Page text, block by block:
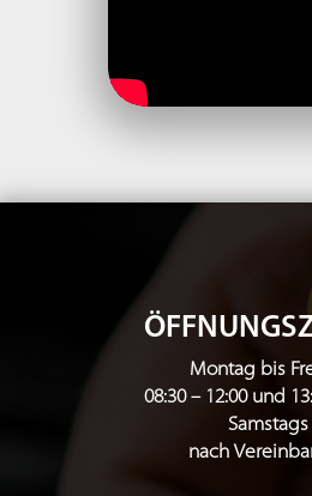
Montag bis
08:30 – 12:00 und
Samstags
nach